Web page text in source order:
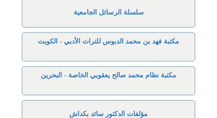
سلسلة الرسائل الجامعية
مكتبة فهد بن محمد الدبوس للتراث الأدبي - الكويت
مكتبة نظام محمد صالح يعقوبي الخاصة - البحرين
مؤلفات الدكتور سائد بكداش